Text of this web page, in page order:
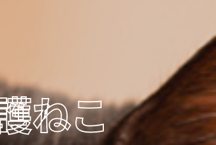
ねこ